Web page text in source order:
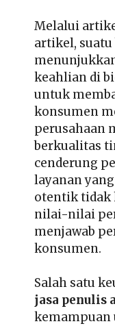
Melalui
artikel,
keahlian di
untuk
konsumen
perusahaan
berkualitas
cenderung
layanan
otentik tidak
nilai-nilai
menjawab
konsumen.
Salah satu
jasa penulis